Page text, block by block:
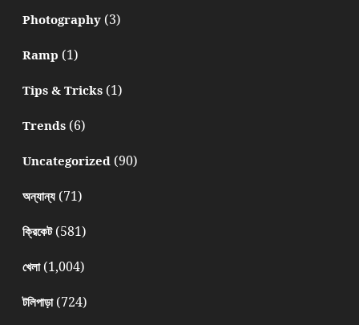
Photography(3)
Ramp (1)
Tips & Tricks(1)
Trends(6)
Uncategorized(90)
অন্যান্য(71)
ক্রিকেট(581)
খেলা(1,004)
টলিপাড়া(724)